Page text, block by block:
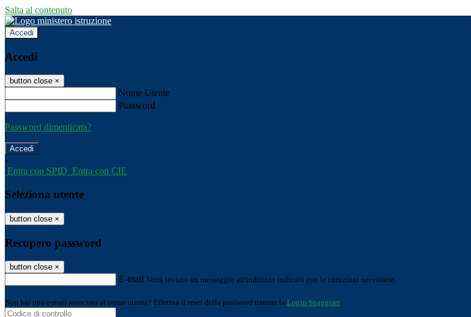
Salta al contenuto
Accedi
Accedi
button close ×
Nome Utente
Password
Password dimenticata?
-
Entra con SPID Entra con CIE
Seleziona utente
button close ×
Recupero password
button close ×
E-mail Verrà inviato un messaggio all'indirizzo indicato con le istruzioni necessarie.
Non hai una e-mail associata al nome utente? Effettua il reset della password tramite la Login Spaggiari